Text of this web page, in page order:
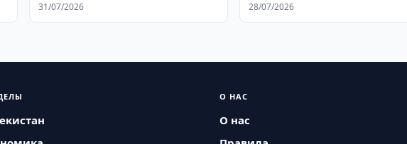
31/07/2026 28/07/2026
О НАС
О нас